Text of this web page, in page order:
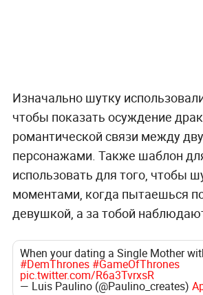
Изначально шутку
чтобы показать осуждение
романтической связи между
персонажами. Также шаблон
использовать для того, чтобы
моментами, когда пытаешься
девушкой, а за тобой
When your dating a Single Mother
#DemThrones #GameOfThrones
pic.twitter.com/R6a3TvrxsR
— Luis Paulino (@Paulino_creates)